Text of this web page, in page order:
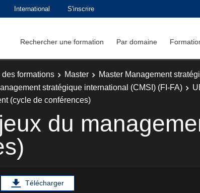
International S'inscrire
Rechercher une formation Par domaine
formations Master
Master Management
stratégique international (CMSI) (FI-FA)
(cycle de conférences)
du
Télécharger